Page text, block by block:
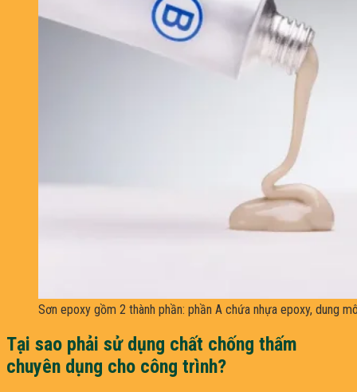
Sơn epoxy gồm 2 thành phần: phần A chứa nhựa epoxy, dung
Tại sao phải sử dụng chất chống thấm
chuyên dụng cho công trình?